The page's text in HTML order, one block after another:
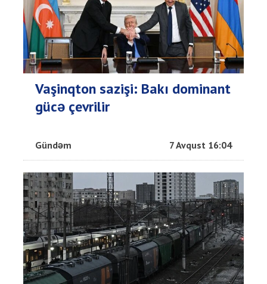
Vaşinqton sazişi: Bakı dominant
gücə çevrilir
Gündəm 7 Avqust 16:04